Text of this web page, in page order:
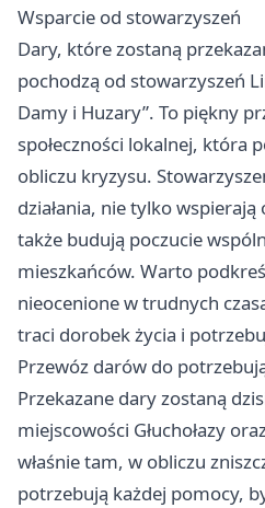
Wsparcie od stowarzyszeń
Dary, które zostaną
pochodzą od stowarzyszeń
Damy i Huzary”. To piękny
społeczności lokalnej, która
obliczu kryzysu.
działania, nie tylko
także budują poczucie
mieszkańców. Warto
nieocenione w trudnych
traci dorobek życia i
Przewóz darów do
Przekazane dary zostaną
miejscowości Głuchołazy
właśnie tam, w obliczu
potrzebują każdej pomocy,